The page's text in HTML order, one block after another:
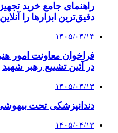
راهنمای جامع خرید
دقیق‌ترین ابزارها را
۱۴۰۵/۰۴/۱۴
فراخوان معاونت امور
در آئین تشییع رهبر شهید
۱۴۰۵/۰۴/۱۳
دندانپزشکی تحت
۱۴۰۵/۰۴/۱۳